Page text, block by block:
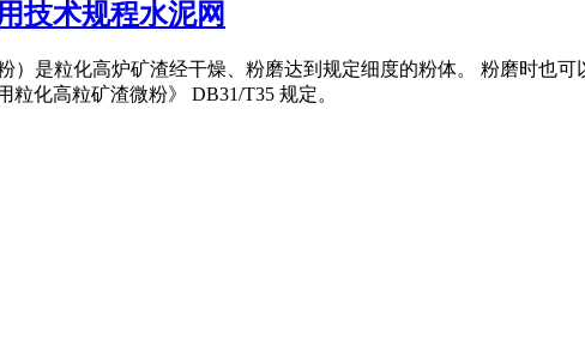
技术规程水泥网
）是粒化高炉矿渣经干燥、粉磨达到规定细度的粉体。 粉磨时也
化高粒矿渣微粉》 DB31/T35 规定。